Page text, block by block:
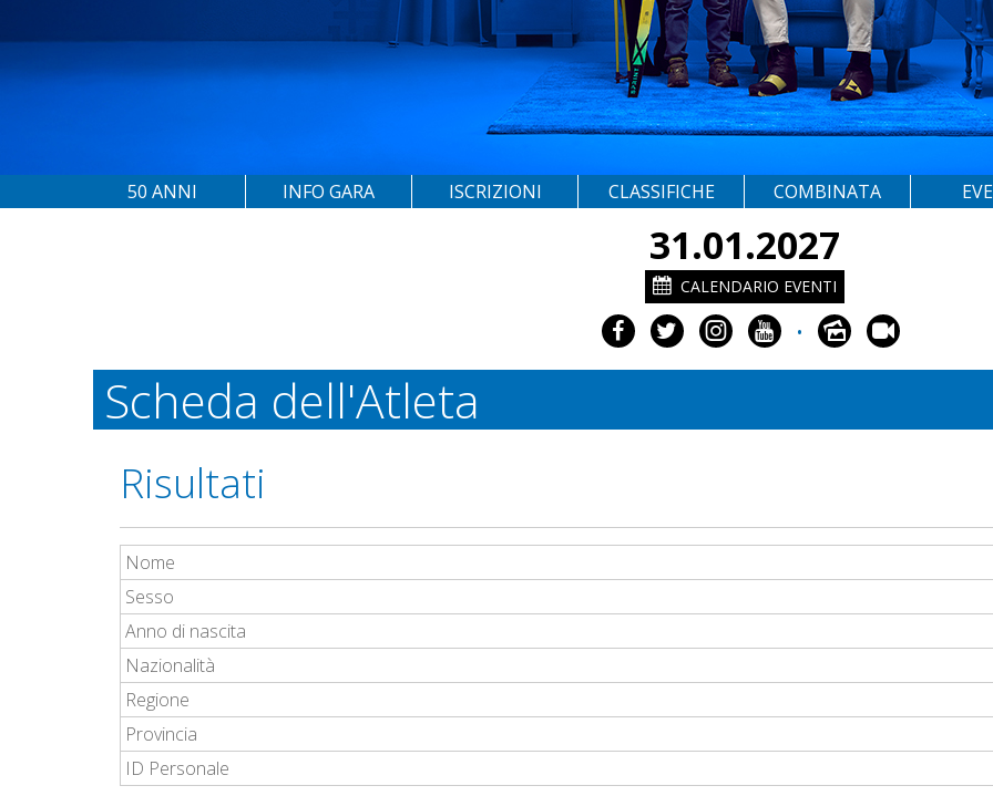
50 ANNI INFO GARA ISCRIZIONI CLASSIFICHE COMBINATA
31.01.2027
CALENDARIO EVENTI
•
Scheda dell'Atleta
Risultati
Nome
Sesso
Anno di nascita
Nazionalità
Regione
Provincia
ID Personale